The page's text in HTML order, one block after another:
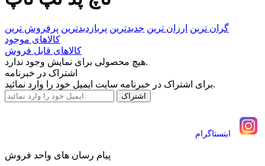
گران ترین ارزان ترین جدیدترین پربازدیدترین پرفروش ترین
کالاهای موجود
کالاهای قابل فروش
هیچ محصولی برای نمایش وجود ندارد.
اشتراک در خبرنامه
برای اشتراک در خبرنامه سایت ایمیل خود را وارد نمائید.
اينستاگرام
پیام رسان های واحد فروش